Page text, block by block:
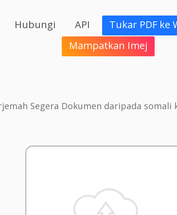
Hubungi API Tukar PDF ke
Mampatkan Imej
Segera Dokumen daripada somali